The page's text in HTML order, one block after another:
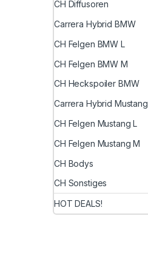
CH Diffusoren
Carrera Hybrid BMW
CH Felgen BMW L
CH Felgen BMW M
CH Heckspoiler BMW
Carrera Hybrid Mustang
CH Felgen Mustang L
CH Felgen Mustang M
CH Bodys
CH Sonstiges
HOT DEALS!